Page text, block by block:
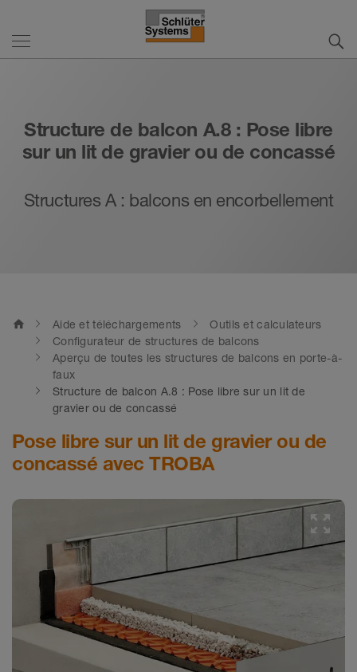
Structure de balcon A.8 : Pose libre
sur un lit de gravier ou de concassé
Structures A : balcons en encorbellement
home Aide et téléchargements
Outils et calculateurs
Configurateur de structures de balcons
Aperçu de toutes les structures de balcons en porte-à-
faux
Structure de balcon A.8 : Pose libre sur un lit de
gravier ou de concassé
Pose libre sur un lit de gravier ou de
concassé avec TROBA